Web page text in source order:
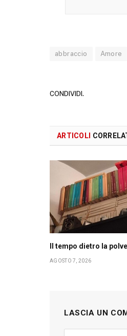
abbraccio Amore
CONDIVIDI.
ARTICOLI
Il tempo dietro la
AGOSTO 7, 2026
LASCIA UN